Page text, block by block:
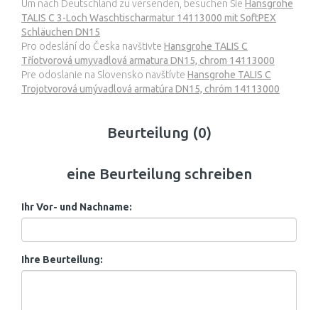
Um nach Deutschland zu versenden, besuchen Sie Hansgrohe
TALIS C 3-Loch Waschtischarmatur 14113000 mit SoftPEX
Schläuchen DN15
Pro odeslání do Česka navštivte Hansgrohe TALIS C
Tříotvorová umyvadlová armatura DN15, chrom 14113000
Pre odoslanie na Slovensko navštívte Hansgrohe TALIS C
Trojotvorová umývadlová armatúra DN15, chróm 14113000
Beurteilung (0)
eine Beurteilung schreiben
Ihr Vor- und Nachname:
Ihre Beurteilung: